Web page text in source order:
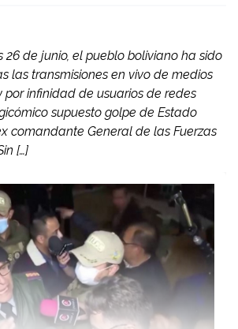
26 de junio, el pueblo boliviano ha sido
las transmisiones en vivo de medios
por infinidad de usuarios de redes
supuesto golpe de Estado
comandante General de las Fuerzas
[…]